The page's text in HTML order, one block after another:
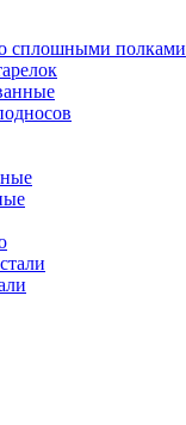
сплошными полками